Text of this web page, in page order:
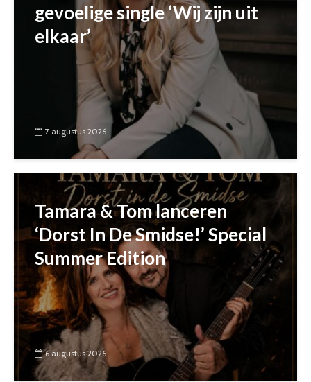
gevoelige single ‘Wij zijn uit
elkaar’
7 augustus 2026
Tamara & Tom lanceren
‘Dorst In De Smidse!’ Special
Summer Edition
6 augustus 2026